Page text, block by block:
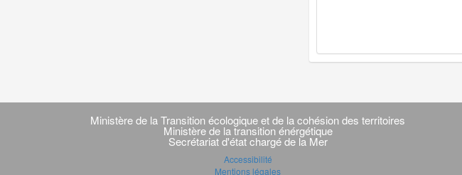
Navigation
transverseMinistère de la Transition écologique et de la cohésion des territoires
Ministère de la transition énérgétique
Secrétariat d'état chargé de la Mer
Accessibilité
Mentions légales